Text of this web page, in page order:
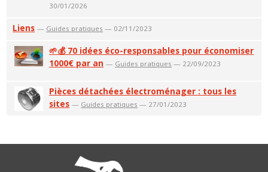
30/01/2026
Liens — Guides pratiques — 02/11/2023
🌱💰 70 idées éco-responsables pour économiser
1000€ par an — Guides pratiques — 22/09/2023
Pièces détachées électroménager : tous les
sites — Guides pratiques — 27/01/2023